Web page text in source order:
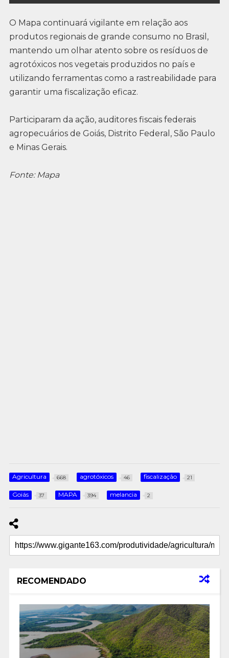
O Mapa continuará vigilante em relação aos
produtos regionais de grande consumo no Brasil,
mantendo um olhar atento sobre os resíduos de
agrotóxicos nos vegetais produzidos no país e
utilizando ferramentas como a rastreabilidade para
garantir uma fiscalização eficaz.
Participaram da ação, auditores fiscais federais
agropecuários de Goiás, Distrito Federal, São Paulo
e Minas Gerais.
Fonte: Mapa
Agricultura 668 agrotóxicos 46 fiscalização 21
Goiás 37 MAPA 394 melancia 2
RECOMENDADO